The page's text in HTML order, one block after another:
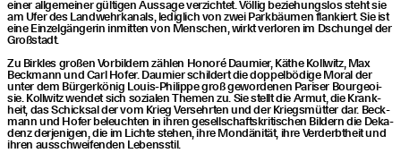
einer all­ge­mei­ner gül­ti­gen Aus­sa­ge ver­zich­tet. Völ­lig bezie­hungs­los steht sie
am Ufer des Land­wehr­ka­nals, ledig­lich von zwei Park­bäu­men flan­kiert. Sie ist
eine Ein­zel­gän­ge­rin inmit­ten von Men­schen, wirkt ver­lo­ren im Dschun­gel der
Großstadt.
Zu Birk­les gro­ßen Vor­bil­dern zäh­len Hono­ré Dau­mier, Käthe Koll­witz, Max
Beck­mann und Carl Hofer. Dau­mier schil­dert die dop­pel­bö­di­ge Moral der
unter dem Bür­ger­kö­nig Lou­is-Phil­ip­pe groß gewor­de­nen Pari­ser Bour­geoi­
sie. Koll­witz wen­det sich sozia­len The­men zu. Sie stellt die Armut, die Krank­
heit, das Schick­sal der vom Krieg Ver­sehr­ten und der Kriegs­müt­ter dar. Beck­
mann und Hofer beleuch­ten in ihren gesell­schafts­kri­ti­schen Bil­dern die Deka­
denz der­je­ni­gen, die im Lich­te ste­hen, ihre Mon­dä­ni­tät, ihre Ver­derbt­heit und
ihren aus­schwei­fen­den Lebensstil.